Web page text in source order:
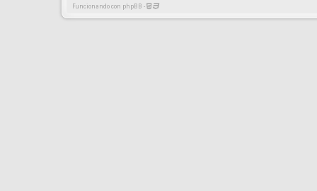
Funcionando con phpBB -